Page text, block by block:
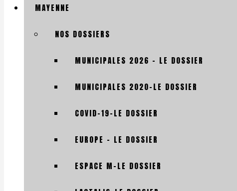
MAYENNE
NOS DOSSIERS
MUNICIPALES 2026 – LE DOSSIER
MUNICIPALES 2020-LE DOSSIER
COVID-19-LE DOSSIER
EUROPE – LE DOSSIER
ESPACE M-LE DOSSIER